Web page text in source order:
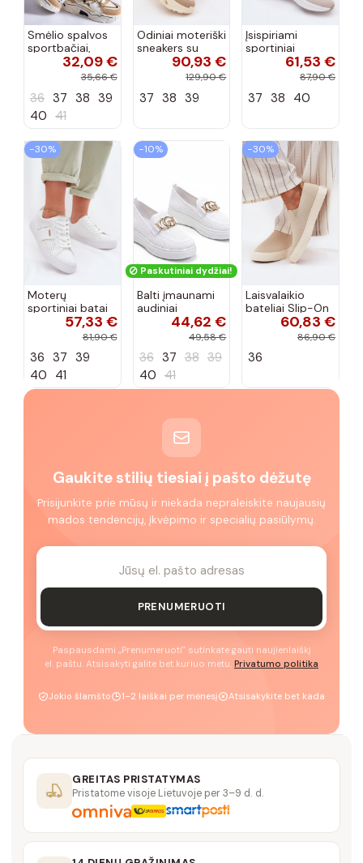
Smėlio spalvos
sportbačiai,
dekoruoti Valdez
cirkonio virvele
32,09 €
35,66 €
36 37 38 39
40 41
Odiniai moteriški
sneakers su
platforma D&A
CR61-3133
90,93 €
129,90 €
37 38 39
Įsispiriami
sportiniai
bateliai Kobbo
102425 smėlio
61,53 €
87,90 €
37 38 40
−30%
Moterų
sportiniai batai
su ažūro
elementais Big
baltos spalvos
57,33 €
81,90 €
36 37 39
40 41
−10%
Paskutiniai dydžiai!
Balti įmaunami
audiniai
sportbačiai su
44,62 €
49,58 €
36 37 38 39
40 41
−30%
Laisvalaikio
bateliai Slip-On
Big Star
RR274721 smėlio
60,83 €
86,90 €
36
Gaukite stilių tiesiai į pašto dėžutę
Prisijunkite prie mūsų ir niekada nepraleiskite naujausių
mados tendencijų, įkvėpimo ir specialių pasiūlymų.
PRENUMERUOTI
Paspausdami „Prenumeruoti" sutinkate gauti naujienlaiškį
el. paštu. Atsisakyti galite bet kuriuo metu. Privatumo politika
Jokio šlamšto 1–2 laiškai per mėnesį Atsisakykite bet kada
GREITAS PRISTATYMAS
Pristatome visoje Lietuvoje per 3–9 d. d.